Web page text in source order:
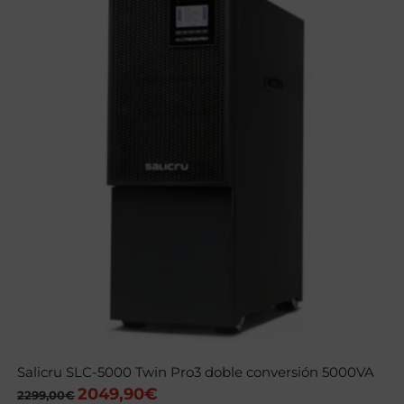
Salicru SLC-5000 Twin Pro3 doble conversión 5000VA
2299,00€ El
2049,90€